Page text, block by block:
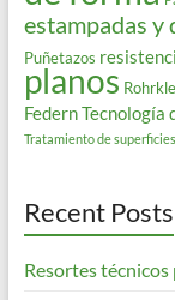
estampadas y
Puñetazos
planos
FedernTecnología
Tratamiento de superficies
Recent Posts
Resortes